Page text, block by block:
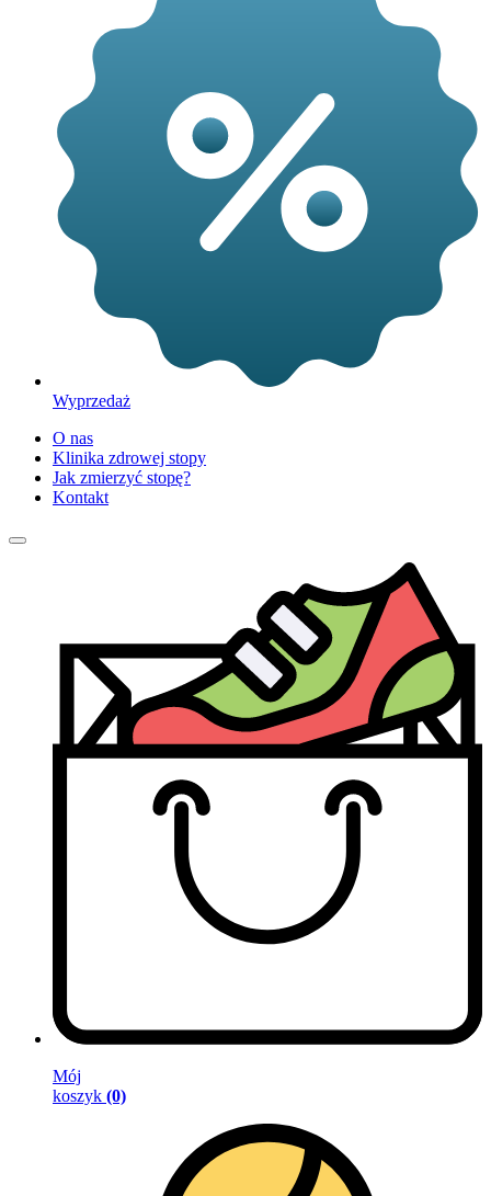
Wyprzedaż
O nas
Klinika zdrowej stopy
Jak zmierzyć stopę?
Kontakt
Mój
koszyk (0)